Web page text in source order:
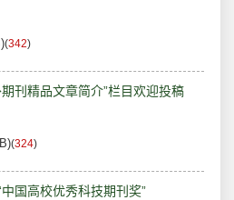
(342)
期刊精品文章简介”栏目欢迎投稿
(324)
国高校优秀科技期刊奖”